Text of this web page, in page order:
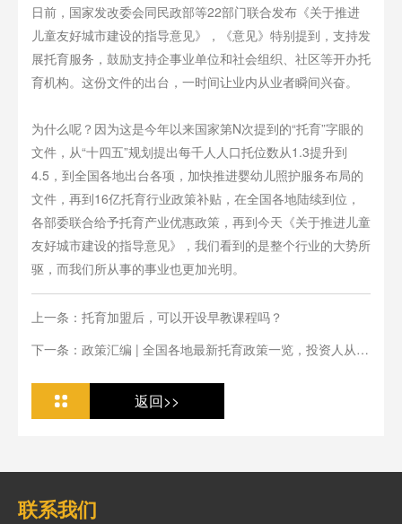
日前，国家发改委会同民政部等22部门联合发布《关于推进
儿童友好城市建设的指导意见》，《意见》特别提到，支持发
展托育服务，鼓励支持企事业单位和社会组织、社区等开办托
育机构。这份文件的出台，一时间让业内从业者瞬间兴奋。
为什么呢？因为这是今年以来国家第N次提到的“托育”字眼的
文件，从“十四五”规划提出每千人人口托位数从1.3提升到
4.5，到全国各地出台各项，加快推进婴幼儿照护服务布局的
文件，再到16亿托育行业政策补贴，在全国各地陆续到位，
各部委联合给予托育产业优惠政策，再到今天《关于推进儿童
友好城市建设的指导意见》，我们看到的是整个行业的大势所
驱，而我们所从事的事业也更加光明。
上一条：托育加盟后，可以开设早教课程吗？
下一条：政策汇编 | 全国各地最新托育政策一览，投资人从业
返回>>
联系我们